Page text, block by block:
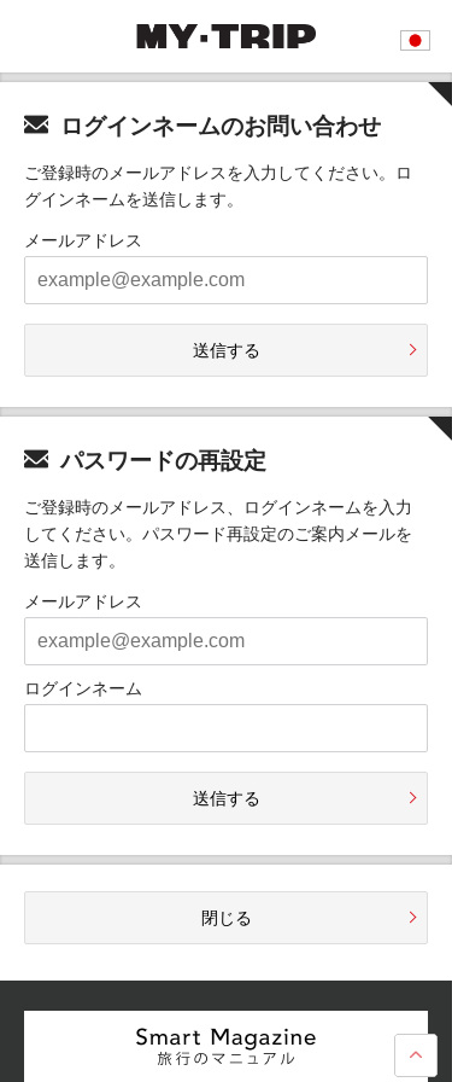
ログインネームのお問い合わせ
ご登録時のメールアドレスを入力してください。ロ
グインネームを送信します。
メールアドレス
送信する
パスワードの再設定
ご登録時のメールアドレス、ログインネームを入力
してください。パスワード再設定のご案内メールを
送信します。
メールアドレス
ログインネーム
送信する
閉じる